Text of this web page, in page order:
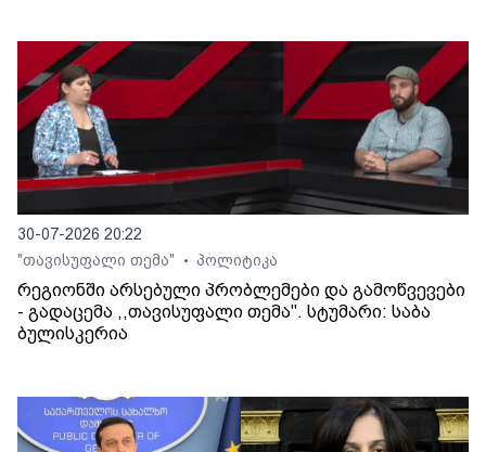
30-07-2026 20:22
"თავისუფალი თემა"
• პოლიტიკა
რეგიონში არსებული პრობლემები და გამოწვევები
- გადაცემა ,,თავისუფალი თემა". სტუმარი: საბა
ბულისკერია